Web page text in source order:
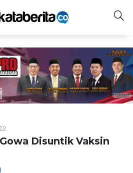
Disuntik Vaksin